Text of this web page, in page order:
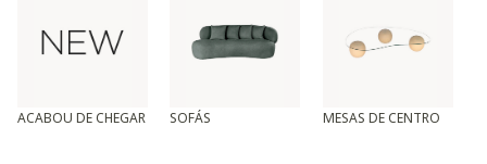
ACABOU DE CHEGAR SOFÁS MESAS DE CENTRO